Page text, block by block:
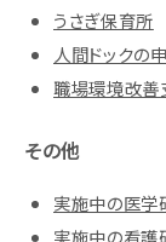
うさぎ保育所
人間ドックの
職場環境改善
その他
実施中の医学
実施中の看護